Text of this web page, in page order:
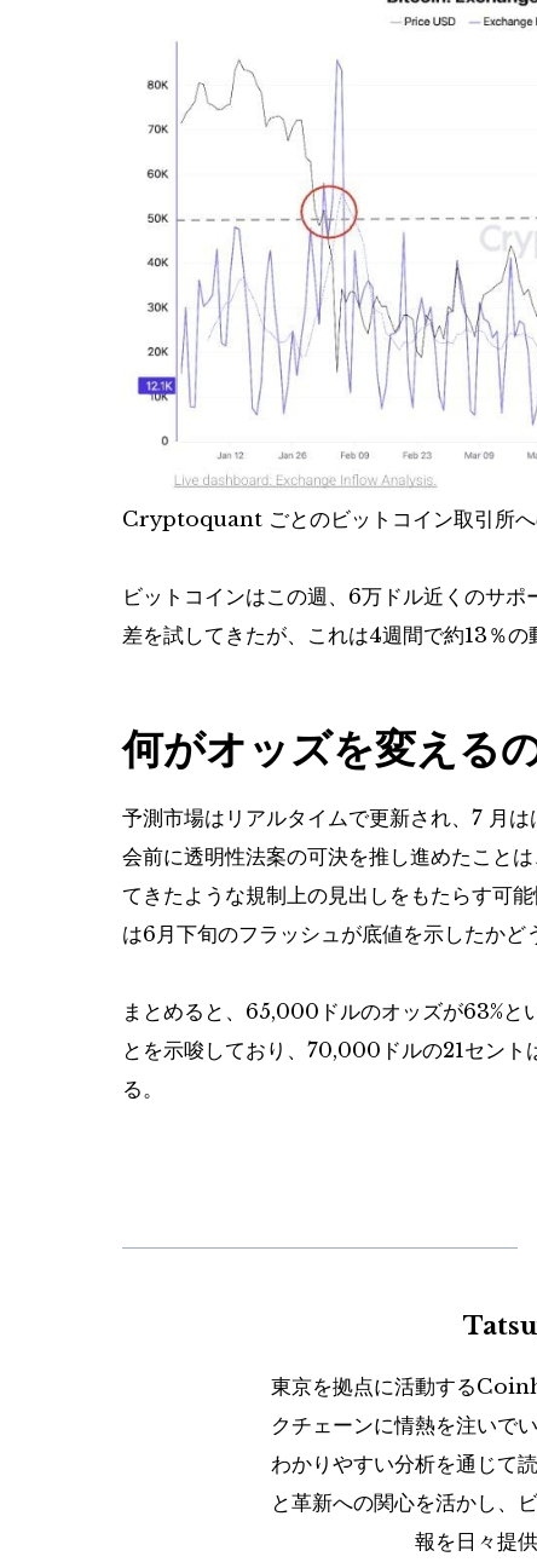
Cryptoquant ごとのビットコイン取引所へ
ビットコインはこの週、6万ドル近くのサ
差を試してきたが、これは4週間で約13％の
何がオッズを変える
予測市場はリアルタイムで更新され、7 月
会前に透明性法案の可決を推し進めたこと
てきたような規制上の見出しをもたらす可
は6月下旬のフラッシュが底値を示したかど
まとめると、65,000ドルのオッズが63%と
とを示唆しており、70,000ドルの21セント
る。
東京を拠点に活動する
クチェーンに情熱を注いで
わかりやすい分析を通じて
と革新への関心を活かし、
報を日々提